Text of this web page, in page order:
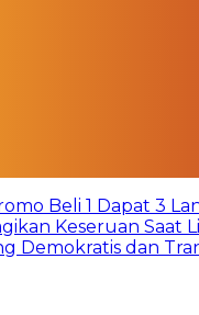
Beli 1 Dapat 3
Keseruan Saat
Demokratis dan